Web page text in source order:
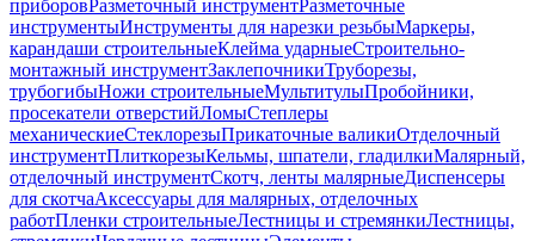
приборовРазметочный инструментРазметочные
инструментыИнструменты для нарезки резьбыМаркеры,
карандаши строительныеКлейма ударныеСтроительно-
монтажный инструментЗаклепочникиТруборезы,
трубогибыНожи строительныеМультитулыПробойники,
просекатели отверстийЛомыСтеплеры
механическиеСтеклорезыПрикаточные валикиОтделочный
инструментПлиткорезыКельмы, шпатели, гладилкиМалярный,
отделочный инструментСкотч, ленты малярныеДиспенсеры
для скотчаАксессуары для малярных, отделочных
работПленки строительныеЛестницы и стремянкиЛестницы,